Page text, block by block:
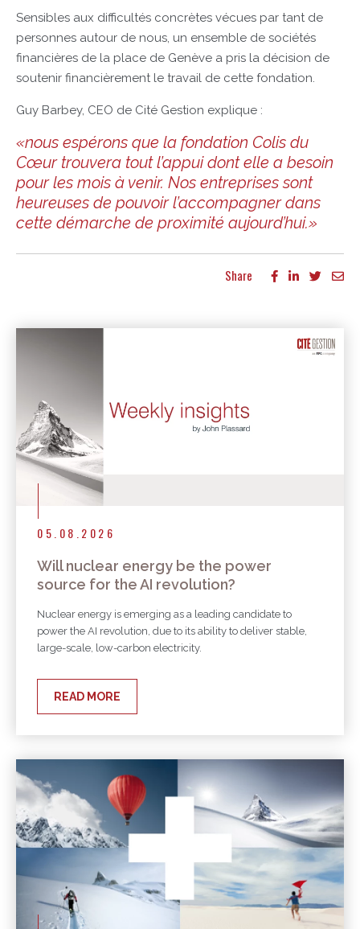
Sensibles aux difficultés concrètes vécues par tant de
personnes autour de nous, un ensemble de sociétés
financières de la place de Genève a pris la décision de
soutenir financièrement le travail de cette fondation.
Guy Barbey, CEO de Cité Gestion explique :
«nous espérons que la fondation Colis du
Cœur trouvera tout l’appui dont elle a besoin
pour les mois à venir. Nos entreprises sont
heureuses de pouvoir l’accompagner dans
cette démarche de proximité aujourd’hui.»
Share
05.08.2026
Will nuclear energy be the power
source for the AI revolution?
Nuclear energy is emerging as a leading candidate to
power the AI revolution, due to its ability to deliver stable,
large-scale, low-carbon electricity.
READ MORE